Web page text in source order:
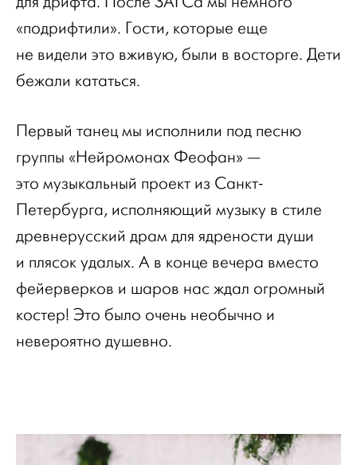
«подрифтили». Гости, которые еще
не видели это вживую, были в восторге. Дети
бежали кататься.
Первый танец мы исполнили под песню
группы «Нейромонах Феофан» —
это музыкальный проект из Санкт-
Петербурга, исполняющий музыку в стиле
древнерусский драм для ядрености души
и плясок удалых. А в конце вечера вместо
фейерверков и шаров нас ждал огромный
костер! Это было очень необычно и
невероятно душевно.